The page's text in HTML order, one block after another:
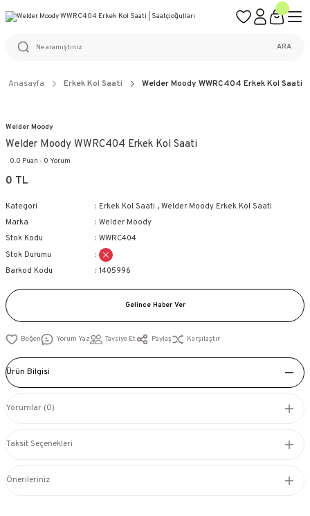
%100 ORİJİNAL ÜRÜN GARANTİSİ
ARA
Anasayfa Erkek Kol Saati Welder Moody WWRC404 Erkek Kol Saati
Welder Moody
Welder Moody WWRC404 Erkek Kol Saati
0.0 Puan - 0 Yorum
0 TL
Kategori Erkek Kol Saati , Welder Moody Erkek Kol Saati
Marka
Welder Moody
Stok Kodu
WWRC404
Stok Durumu
Barkod Kodu
1405996
Gelince Haber Ver
Yorum Yaz Tavsiye Et Paylaş Karşılaştır
Ürün Bilgisi
Yorumlar (0)
Taksit Seçenekleri
Önerileriniz